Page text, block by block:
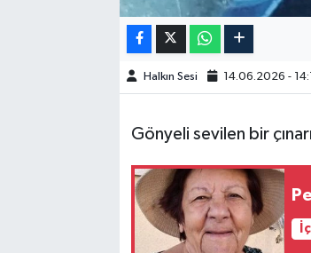
Halkın Sesi 14.06.2026 -
Gönyeli sevilen bir